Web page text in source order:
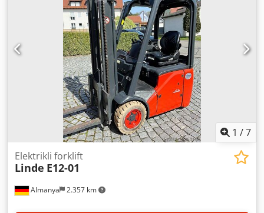
1 /7
Almanya 2.357 km
Elektrikli forklift
Linde E12-01